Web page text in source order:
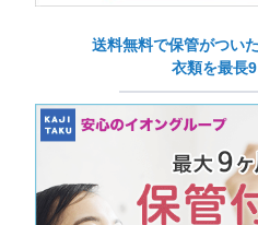
送料無料で保管がつい
衣類を最長